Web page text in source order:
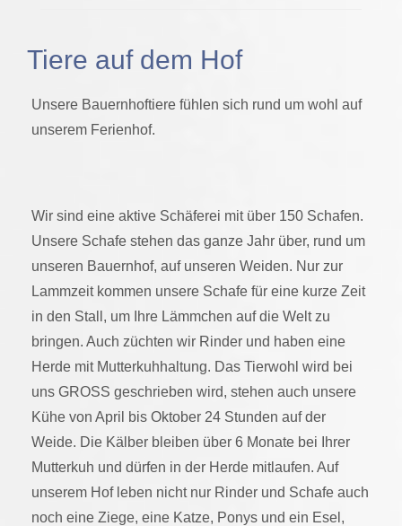
Tiere auf dem Hof
Unsere Bauernhoftiere fühlen sich rund um wohl auf
unserem Ferienhof.
Wir sind eine aktive Schäferei mit über 150 Schafen.
Unsere Schafe stehen das ganze Jahr über, rund um
unseren Bauernhof, auf unseren Weiden. Nur zur
Lammzeit kommen unsere Schafe für eine kurze Zeit
in den Stall, um Ihre Lämmchen auf die Welt zu
bringen. Auch züchten wir Rinder und haben eine
Herde mit Mutterkuhhaltung. Das Tierwohl wird bei
uns GROSS geschrieben wird, stehen auch unsere
Kühe von April bis Oktober 24 Stunden auf der
Weide. Die Kälber bleiben über 6 Monate bei Ihrer
Mutterkuh und dürfen in der Herde mitlaufen. Auf
unserem Hof leben nicht nur Rinder und Schafe auch
noch eine Ziege, eine Katze, Ponys und ein Esel,